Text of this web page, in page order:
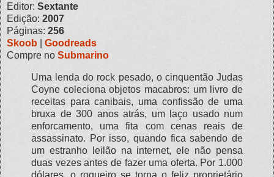
Editor: Sextante
Edição: 2007
Páginas: 256
Skoob
Goodreads
Compre no Submarino
Uma lenda do rock pesado, o cinquentão Judas
Coyne coleciona objetos macabros: um livro de
receitas para canibais, uma confissão de uma
bruxa de 300 anos atrás, um laço usado num
enforcamento, uma fita com cenas reais de
assassinato. Por isso, quando fica sabendo de
um estranho leilão na internet, ele não pensa
duas vezes antes de fazer uma oferta. Por 1.000
dólares, o roqueiro se torna o feliz proprietário